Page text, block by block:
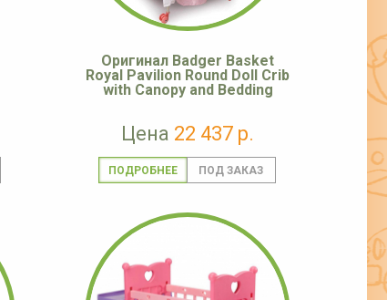
Оригинал Badger Basket
Royal Pavilion Round Doll Crib
with Canopy and Bedding
Цена 22 437 р.
ПОДРОБНЕЕ